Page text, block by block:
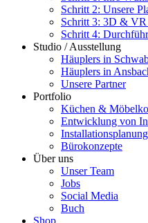
Schritt 2: Unsere
Schritt 3: 3D &
Schritt 4:
Studio / Ausstellung
Häuplers in
Häuplers in
Unsere Partner
Portfolio
Küchen &
Entwicklung von
Installationsplanung
Bürokonzepte
Über uns
Unser Team
Jobs
Social Media
Buch
Shop